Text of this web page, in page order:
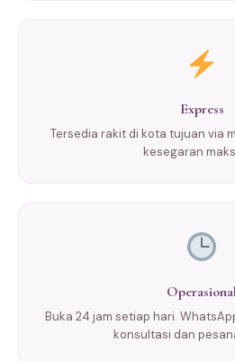
Express
Tersedia rakit di kota tujuan via
kesegaran
Buka 24 jam setiap hari.
konsultasi dan